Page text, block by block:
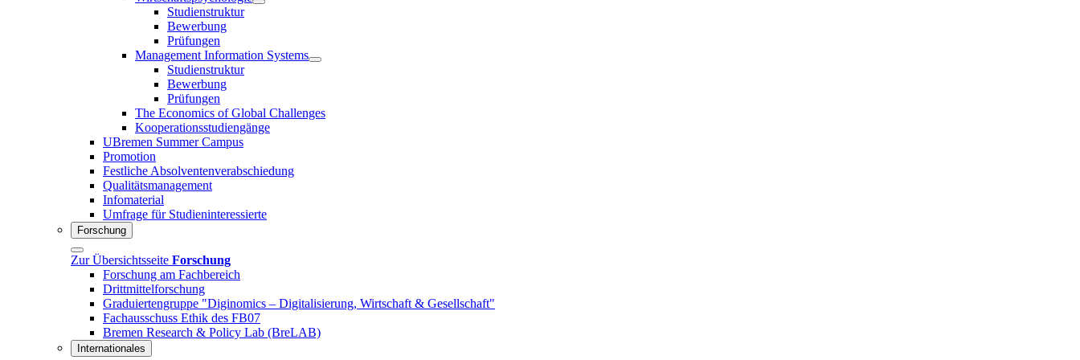
Studienstruktur
Bewerbung
Prüfungen
Management Information Systems
Studienstruktur
Bewerbung
Prüfungen
The Economics of Global Challenges
Kooperationsstudiengänge
UBremen Summer Campus
Promotion
Festliche Absolventenverabschiedung
Qualitätsmanagement
Infomaterial
Umfrage für Studieninteressierte
Forschung
Zur Übersichtsseite Forschung
Forschung am Fachbereich
Drittmittelforschung
Graduiertengruppe "Diginomics – Digitalisierung, Wirtschaft & Gesellschaft"
Fachausschuss Ethik des FB07
Bremen Research & Policy Lab (BreLAB)
Internationales